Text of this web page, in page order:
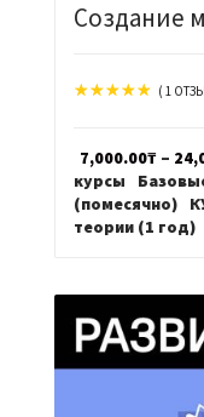
Создание
( 1
7,000.00₸ –
курсы
(помесячно)
теории (1 год)